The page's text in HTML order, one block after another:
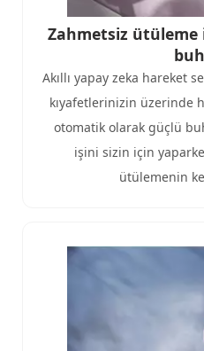
Zahmetsiz ütüleme
Akıllı yapay zeka hareket
kıyafetlerinizin üzerinde
otomatik olarak güçlü
işini sizin için
ütülemenin